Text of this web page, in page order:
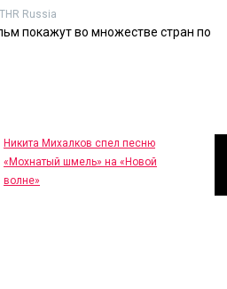
Russia
покажут во множестве стран по
Никита Михалков спел песню
«Мохнатый шмель» на «Новой
волне»